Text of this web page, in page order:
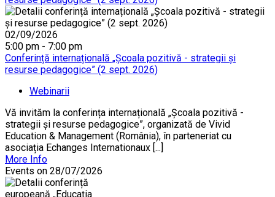
02/09/2026
5:00 pm - 7:00 pm
Conferință internațională „Școala pozitivă - strategii și
resurse pedagogice” (2 sept. 2026)
Webinarii
Vă invităm la conferința internațională „Școala pozitivă -
strategii și resurse pedagogice”, organizată de Vivid
Education & Management (România), în parteneriat cu
asociația Echanges Internationaux [...]
More Info
Events on 28/07/2026